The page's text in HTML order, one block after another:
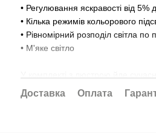
• Регулювання яскравості від 5%
• Кілька режимів кольорового
• Рівномірний розподіл світла
• М'яке світло
кольору. З пульта можна
збільшити яскравість, плавно
Доставка Оплата